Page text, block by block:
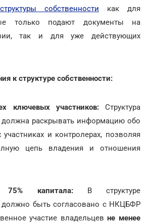
структуры собственности как для
только подают документы на
так и для уже действующих
к структуре собственности:
ключевых участников:Структура
должна раскрывать информацию обо
и контролерах, позволяя
цепь владения и отношения
75% капитала:В структуре
должно быть согласовано с НКЦБФР
участие владельцевне менее